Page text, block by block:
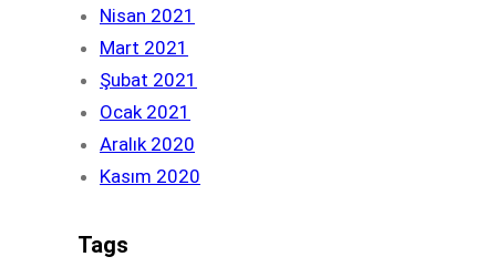
Nisan 2021
Mart 2021
Şubat 2021
Ocak 2021
Aralık 2020
Kasım 2020
Tags